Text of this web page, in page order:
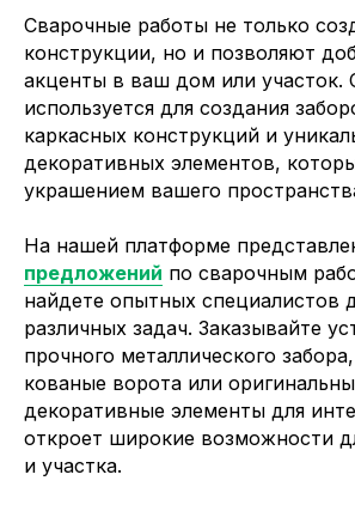
Сварочные работы не только
конструкции, но и позволяют
акценты в ваш дом или участок.
используется для создания
каркасных конструкций и
декоративных элементов,
украшением вашего
На нашей платформе
предложений по сварочным
найдете опытных специалистов
различных задач. Заказывайте
прочного металлического
кованые ворота или
декоративные элементы для
откроет широкие возможности
и участка.